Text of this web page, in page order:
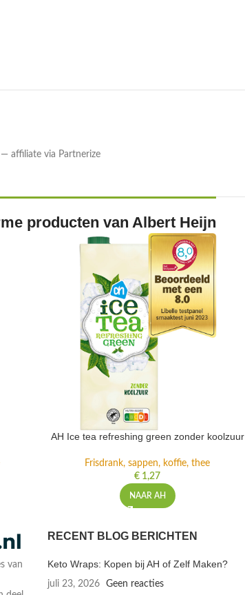
affiliate via Partnerize
producten van Albert Heijn
AH Ice tea refreshing green zonder koolzuur
Frisdrank, sappen, koffie, thee
€ 1,27
NAAR AH
van
RECENT BLOG BERICHTEN
Keto Wraps: Kopen bij AH of Zelf Maken?
juli 23, 2026 Geen reacties